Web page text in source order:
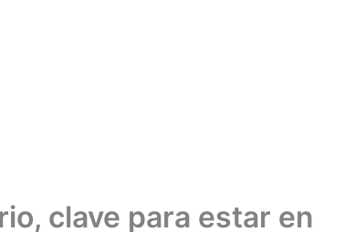
clave para estar en